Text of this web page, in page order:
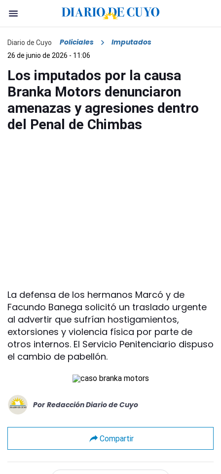
Diario de Cuyo Policiales Imputados
26 de junio de 2026 - 11:06
Los imputados por la causa
Branka Motors denunciaron
amenazas y agresiones dentro
del Penal de Chimbas
La defensa de los hermanos Marcó y de
Facundo Banega solicitó un traslado urgente
al advertir que sufrían hostigamientos,
extorsiones y violencia física por parte de
otros internos. El Servicio Penitenciario dispuso
el cambio de pabellón.
Por Redacción Diario de Cuyo
Compartir